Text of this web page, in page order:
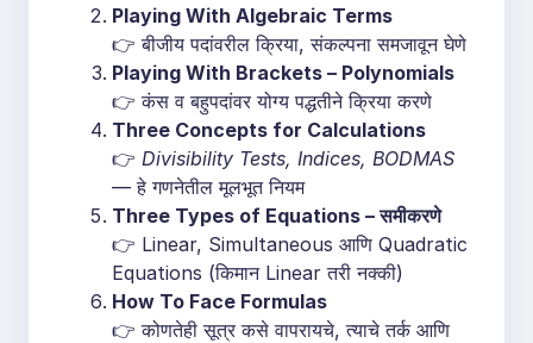
Playing With Algebraic Terms
👉 बीजीय पदांवरील क्रिया, संकल्पना समजावून घेणे
Playing With Brackets – Polynomials
👉 कंस व बहुपदांवर योग्य पद्धतीने क्रिया करणे
Three Concepts for Calculations
👉 Divisibility Tests, Indices, BODMAS
— हे गणनेतील मूलभूत नियम
Three Types of Equations – समीकरणे
👉 Linear, Simultaneous आणि Quadratic
Equations (किमान Linear तरी नक्की)
How To Face Formulas
👉 कोणतेही सूत्र कसे वापरायचे, त्याचे तर्क आणि